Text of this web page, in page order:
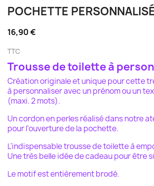
POCHETTE
16,90 €
TTC
Trousse de toilette à
Création originale et unique pour cette
à personnaliser avec un prénom ou un
(maxi. 2 mots).
Un cordon en perles réalisé dans notre
pour l'ouverture de la pochette.
L'indispensable trousse de toilette à
Une très belle idée de cadeau pour être
Le motif est entièrement brodé.